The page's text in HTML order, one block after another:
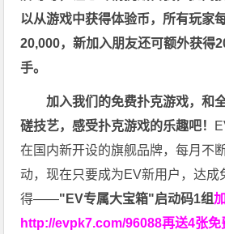
以从游戏中获得体验币，所有玩家
20,000，新加入朋友还可额外获得
手。
加入我们的免费扑克游戏，和
磋技艺，感受扑克游戏的乐趣吧！
在国内新开设的旗舰品牌，每月不
动，现在只要成为EV新用户，达成
得——"EV专属大宝箱"启动码1组
http://evpk7.com/96088再送4张免